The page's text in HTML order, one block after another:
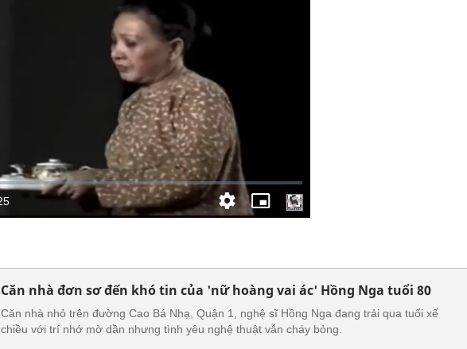
Căn nhà đơn sơ đến khó tin của 'nữ hoàng vai ác' Hồng Nga tuổi 80
Căn nhà nhỏ trên đường Cao Bá Nhạ, Quận 1, nghệ sĩ Hồng Nga đang trải qua tuổi xế
chiều với trí nhớ mờ dần nhưng tình yêu nghệ thuật vẫn cháy bỏng.